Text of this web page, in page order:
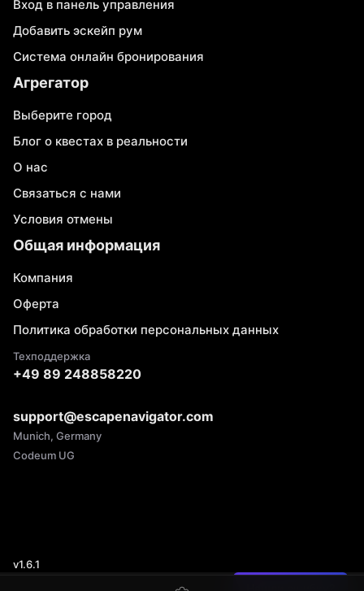
Вход в панель управления
Добавить эскейп рум
Система онлайн бронирования
Агрегатор
Выберите город
Блог о квестах в реальности
О нас
Связаться с нами
Условия отмены
Общая информация
Компания
Оферта
Политика обработки персональных данных
Техподдержка
+49 89 248858220
support@escapenavigator.com
Munich, Germany
Codeum UG
v1.6.1